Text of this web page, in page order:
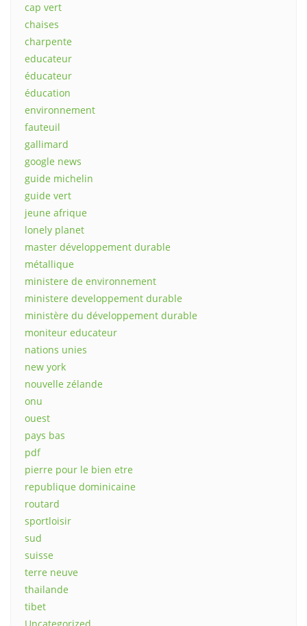
cap vert
chaises
charpente
educateur
éducateur
éducation
environnement
fauteuil
gallimard
google news
guide michelin
guide vert
jeune afrique
lonely planet
master développement durable
métallique
ministere de environnement
ministere developpement durable
ministère du développement durable
moniteur educateur
nations unies
new york
nouvelle zélande
onu
ouest
pays bas
pdf
pierre pour le bien etre
republique dominicaine
routard
sportloisir
sud
suisse
terre neuve
thailande
tibet